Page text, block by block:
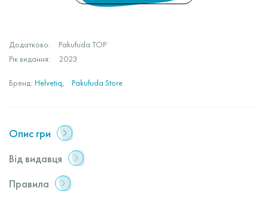
Рік видання: 2023
Додатково: Pakufuda TOP
Бренд: Helvetiq Pakufuda Store
Опис гри
Від видавця
Правила